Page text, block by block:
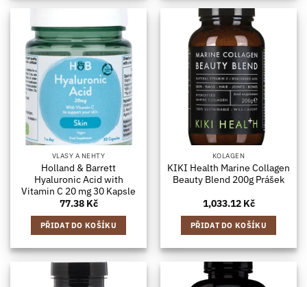
VLASY A NEHTY
Holland & Barrett
Hyaluronic Acid with
Vitamin C 20 mg 30 Kapsle
77.38 Kč
PŘIDAT DO KOŠÍKU
KOLAGEN
KIKI Health Marine Collagen
Beauty Blend 200g Prášek
1,033.12 Kč
PŘIDAT DO KOŠÍKU